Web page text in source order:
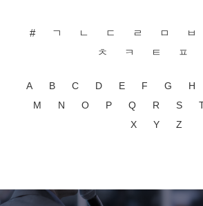
# ㄱ ㄴ ㄷ ㄹ ㅁ ㅂ
ㅊ
ㅋ ㅌ ㅍ
A B C D E F G H
M
N O P Q R S
X
Y Z